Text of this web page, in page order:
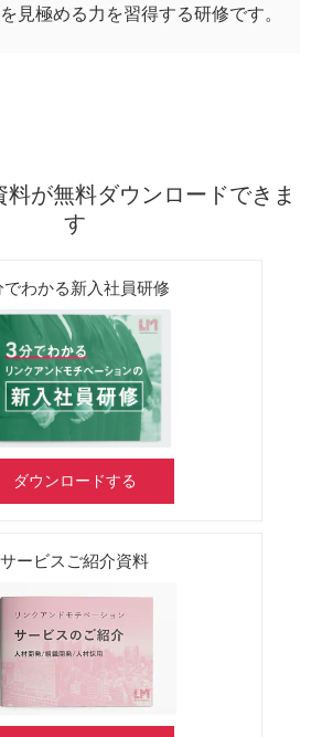
見極める力を習得する研修です。
が無料ダウンロードできま
す
でわかる新入社員研修
ダウンロードする
サービスご紹介資料